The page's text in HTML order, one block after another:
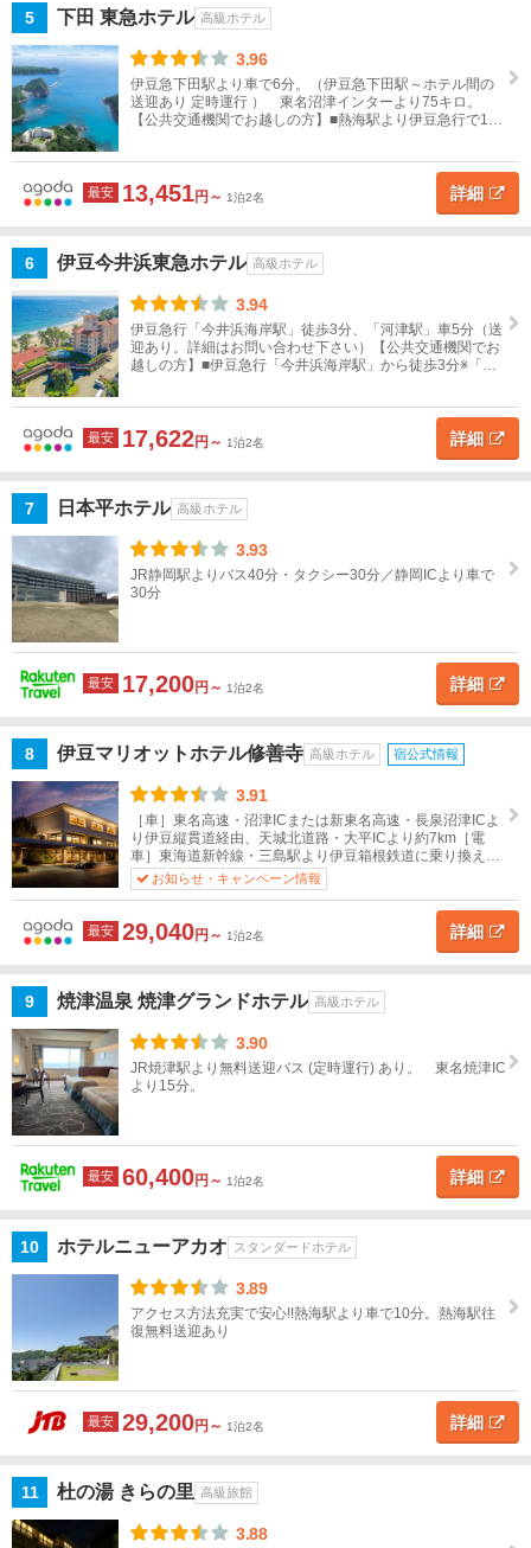
河
津）
西伊
豆
（土
堂ヶ
中伊
豆
（伊
豆長
岡・
修善
寺）
豆
（下
田・
蓮台
寺）
寸又
峡・
掛
川・
袋
井・
島
御前
浜
松・
浜名
湖・
舘山
寺
愛
三
近
畿
四
国
5 下田 東急ホテル 高級ホテル
3.96
伊豆急下田駅より車で6分。（伊豆急下田駅～ホテル間の
送迎あり 定時運行 ） 東名沼津インターより75キロ。
【公共交通機関でお越しの方】■熱海駅より伊豆急行で1時
最安 13,451円～ 1泊2名 詳細
6 伊豆今井浜東急ホテル 高級ホテル
3.94
伊豆急行「今井浜海岸駅」徒歩3分、「河津駅」車5分（送
迎あり。詳細はお問い合わせ下さい）【公共交通機関でお
越しの方】■伊豆急行「今井浜海岸駅」から徒歩3分※「今
最安 17,622円～ 1泊2名 詳細
7 日本平ホテル 高級ホテル
3.93
JR静岡駅よりバス40分・タクシー30分／静岡ICより車で
30分
最安 17,200円～ 1泊2名 詳細
8 伊豆マリオットホテル修善寺 高級ホテル 宿公式情報
3.91
［車］東名高速・沼津ICまたは新東名高速・長泉沼津ICよ
り伊豆縦貫道経由、天城北道路・大平ICより約7km［電
車］東海道新幹線・三島駅より伊豆箱根鉄道に乗り換え修
善寺駅下車 ラフォーレ専用送迎バス約25分（曜日によ
り...
お知らせ・キャンペーン情報
最安 29,040円～ 1泊2名 詳細
9 焼津温泉 焼津グランドホテル 高級ホテル
3.90
JR焼津駅より無料送迎バス (定時運行) あり。 東名焼津IC
より15分。
最安 60,400円～ 1泊2名 詳細
10 ホテルニューアカオ スタンダードホテル
3.89
アクセス方法充実で安心!!熱海駅より車で10分。熱海駅往
復無料送迎あり
最安 29,200円～ 1泊2名 詳細
11 杜の湯 きらの里 高級旅館
3.88